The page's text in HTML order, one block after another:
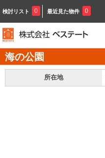
検討リスト 0 最近見た物件 0
海の公園
所在地